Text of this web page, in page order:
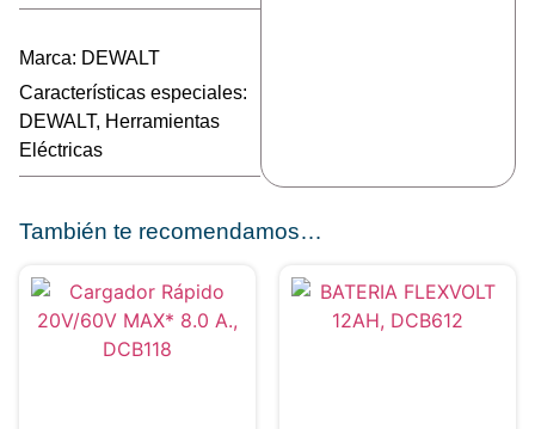
Marca: DEWALT
Características especiales:
DEWALT, Herramientas
Eléctricas
También te recomendamos…